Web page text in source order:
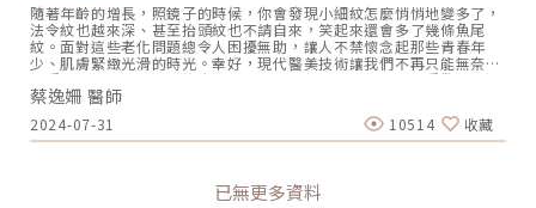
隨著年齡的增長，照鏡子的時候，你會發現小細紋怎麼悄悄地變多了，
法令紋也越來深、甚至抬頭紋也不請自來，笑起來還會多了幾條魚尾
紋。面對這些老化問題總令人困擾無助，讓人不禁懷念起那些青春年
少、肌膚緊緻光滑的時光。幸好，現代醫美技術讓我們不再只能無奈地
接受歲月的痕跡。電波拉皮無疑是當今非侵入性療程中相當受歡迎的選
擇之一，成為許多人重拾緊緻肌膚的秘密武器。近年來，各式各樣的電
波療程陸續問世，為消費者提供了多樣化的選擇。而這當中又包含了非
侵入性的單極電波、多極電波，以及微侵入性的微針電波，每種療程都
有獨特的優勢和適用範圍。本文將從療程原理到各類型的儀器比較，並
多極電波、微針電波有何不同？「電波拉皮從最早的單極電波一路演進
到雙極電波、多極電波，而自2023-2024這兩年微針電波類儀器更是如
蔡逸姍 醫師
2024-07-31 10514 收藏
已無更多資料